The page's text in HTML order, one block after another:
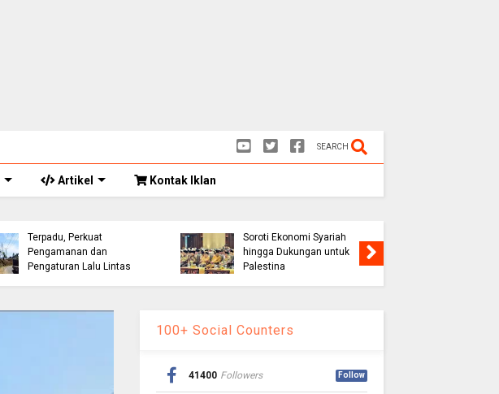
SEARCH
Artikel Kontak Iklan
Terpadu, Perkuat
Pengamanan dan
Pengaturan Lalu Lintas
Soroti Ekonomi Syariah
hingga Dukungan untuk
Palestina
100+ Social Counters
41400 Followers Follow